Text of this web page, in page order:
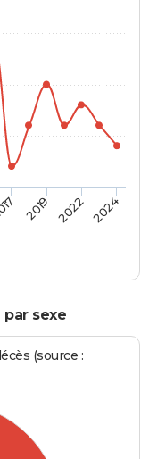
2019 2022 2024
par sexe
(source :